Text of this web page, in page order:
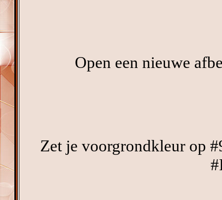
Open een nieuwe
Zet je voorgrondkleur op